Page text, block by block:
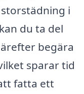
i
du ta del
begära
sparar tid
fatta ett